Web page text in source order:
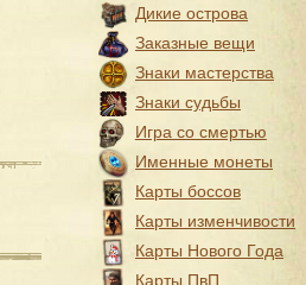
Дикие острова
Заказные вещи
Знаки мастерства
Знаки судьбы
Игра со смертью
Именные монеты
Карты боссов
Карты изменчивости
Карты Нового Года
Карты ПвП